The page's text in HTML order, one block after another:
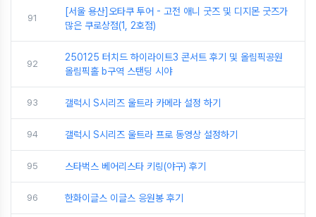
91
[서울 용산]오타쿠 투어 - 고전 애니 굿즈 및 디지몬 굿즈가
많은 쿠로상점(1, 2호점)
92
250125 터치드 하이라이트3 콘서트 후기 및 올림픽공원
올림픽홀 b구역 스탠딩 시야
93 갤럭시 S시리즈 울트라 카메라 설정 하기
94 갤럭시 S시리즈 울트라 프로 동영상 설정하기
95 스타벅스 베어리스타 키링(야구) 후기
96 한화이글스 이글스 응원봉 후기